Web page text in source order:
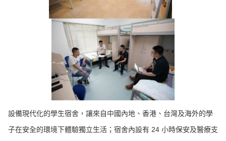
設備現代化的學生宿舍，讓來自中國內地、香港、台灣及海外的學
子在安全的環境下體驗獨立生活；宿舍內設有 24 小時保安及醫療支